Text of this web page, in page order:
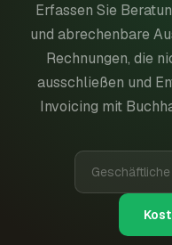
Erfassen Sie
und abrechenbare
Rechnungen, die
ausschließen und
Invoicing mit